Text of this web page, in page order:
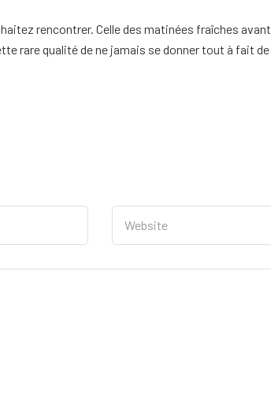
rencontrer. Celle des matinées fraîches
rare qualité de ne jamais se donner tout à fait